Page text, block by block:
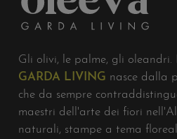
Gli olivi, le palme, gli oleandri.
GARDA LIVING nasce dalla
che da sempre
maestri dell'arte dei fiori
naturali, stampe a tema